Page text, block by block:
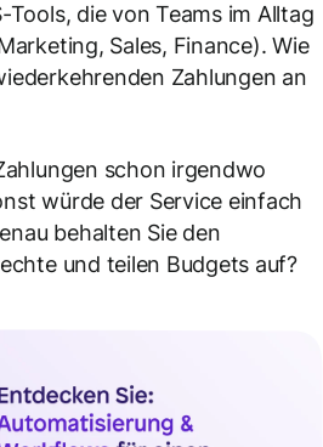
Tools, die von Teams im Alltag
Sales, Finance). Wie
Zahlungen an
schon irgendwo
würde der Service einfach
behalten Sie den
und teilen Budgets auf?